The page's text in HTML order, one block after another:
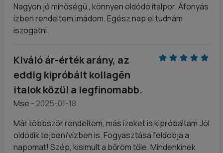
Nagyon jó minőségü , könnyen oldódó italpor. Áfonyás
ízben rendeltem,imádom. Egész nap el tudnám
iszogatni.
Kiváló ár-érték arány, az
eddig kipróbált kollagēn
italok közül a legfinomabb.
Mse - 2025-01-18
Már többször rendeltem, más ízeket is kipróbáltam.Jól
oldódik tejben/vízben is. Fogyasztása feldobja a
napomat! Szép, kisimult a bőröm tőle. Mindenkinek